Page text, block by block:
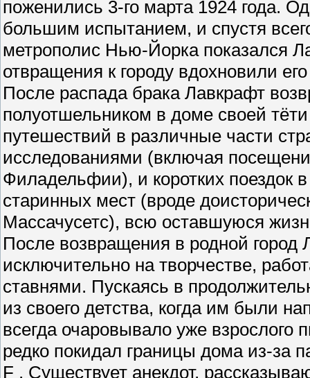
поженились 3-го марта 1924 года.
большим испытанием, и спустя
метрополис Нью-Йорка показался
отвращения к городу вдохновили
После распада брака Лавкрафт
полуотшельником в доме своей
путешествий в различные части
исследованиями (включая
Филадельфии), и коротких поездок
старинных мест (вроде
Массачусетс), всю оставшуюся
После возвращения в родной город
исключительно на творчестве,
ставнями. Пускаясь в
из своего детства, когда им были
всегда очаровывало уже
редко покидал границы дома из-за
F . Существует анекдот,